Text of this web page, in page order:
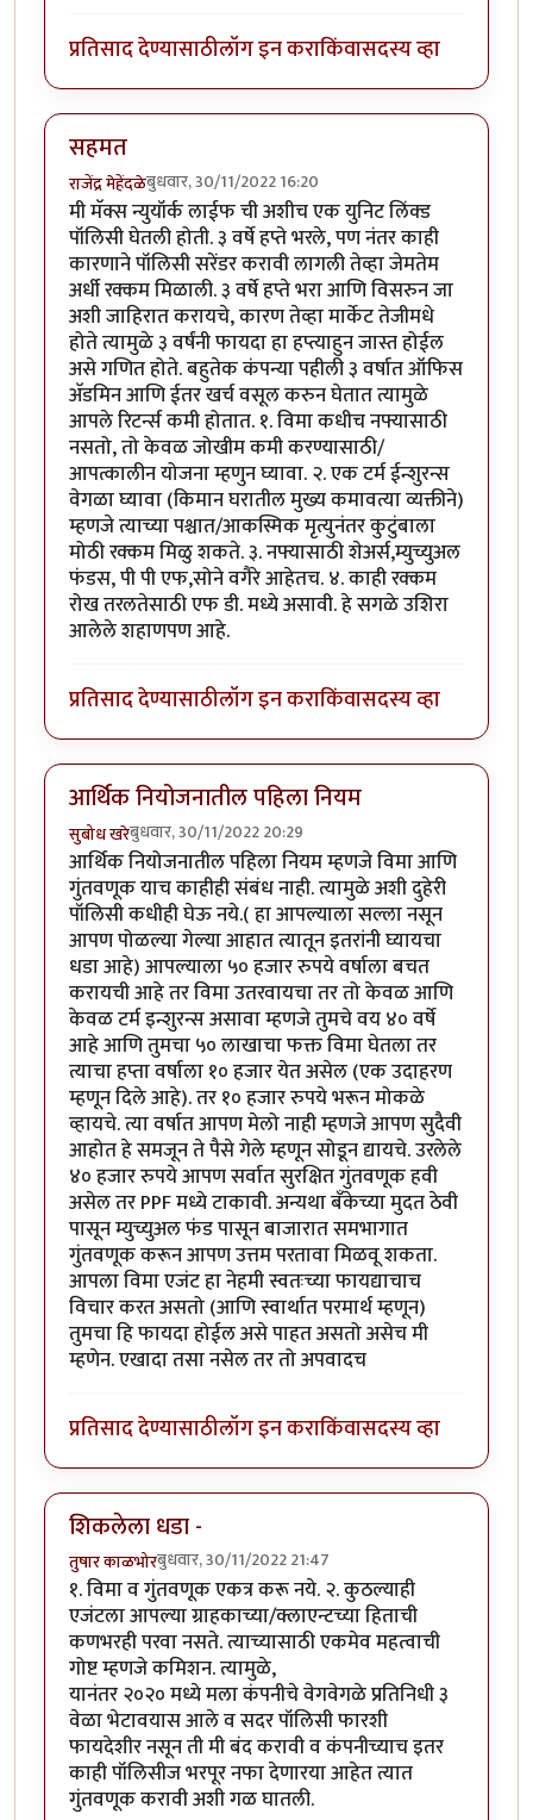
प्रतिसाद देण्यासाठीलॉग इन कराकिंवासदस्य व्हा
सहमत
राजेंद्र मेहेंदळेबुधवार, 30/11/2022 16:20
मी मॅक्स न्युयॉर्क लाईफ ची अशीच एक युनिट लिंक्ड
पॉलिसी घेतली होती. ३ वर्षे हप्ते भरले, पण नंतर काही
कारणाने पॉलिसी सरेंडर करावी लागली तेव्हा जेमतेम
अर्धी रक्कम मिळाली. ३ वर्षे हप्ते भरा आणि विसरुन जा
अशी जाहिरात करायचे, कारण तेव्हा मार्केट तेजीमधे
होते त्यामुळे ३ वर्षंनी फायदा हा हप्त्याहुन जास्त होईल
असे गणित होते. बहुतेक कंपन्या पहीली ३ वर्षात ऑफिस
अ‍ॅडमिन आणि ईतर खर्च वसूल करुन घेतात त्यामुळे
आपले रिटर्न्स कमी होतात. १. विमा कधीच नफ्यासाठी
नसतो, तो केवळ जोखीम कमी करण्यासाठी/
आपत्कालीन योजना म्हणुन घ्यावा. २. एक टर्म ईन्शुरन्स
वेगळा घ्यावा (किमान घरातील मुख्य कमावत्या व्यक्तीने)
म्हणजे त्याच्या पश्चात/आकस्मिक मृत्युनंतर कुटुंबाला
मोठी रक्कम मिळु शकते. ३. नफ्यासाठी शेअर्स,म्युच्युअल
फंडस, पी पी एफ,सोने वगैरे आहेतच. ४. काही रक्कम
रोख तरलतेसाठी एफ डी. मध्ये असावी. हे सगळे उशिरा
आलेले शहाणपण आहे.
प्रतिसाद देण्यासाठीलॉग इन कराकिंवासदस्य व्हा
आर्थिक नियोजनातील पहिला नियम
सुबोध खरेबुधवार, 30/11/2022 20:29
आर्थिक नियोजनातील पहिला नियम म्हणजे विमा आणि
गुंतवणूक याच काहीही संबंध नाही. त्यामुळे अशी दुहेरी
पॉलिसी कधीही घेऊ नये.( हा आपल्याला सल्ला नसून
आपण पोळल्या गेल्या आहात त्यातून इतरांनी घ्यायचा
धडा आहे) आपल्याला ५० हजार रुपये वर्षाला बचत
करायची आहे तर विमा उतरवायचा तर तो केवळ आणि
केवळ टर्म इन्शुरन्स असावा म्हणजे तुमचे वय ४० वर्षे
आहे आणि तुमचा ५० लाखाचा फक्त विमा घेतला तर
त्याचा हप्ता वर्षाला १० हजार येत असेल (एक उदाहरण
म्हणून दिले आहे). तर १० हजार रुपये भरून मोकळे
व्हायचे. त्या वर्षात आपण मेलो नाही म्हणजे आपण सुदैवी
आहोत हे समजून ते पैसे गेले म्हणून सोडून द्यायचे. उरलेले
४० हजार रुपये आपण सर्वात सुरक्षित गुंतवणूक हवी
असेल तर PPF मध्ये टाकावी. अन्यथा बँकेच्या मुदत ठेवी
पासून म्युच्युअल फंड पासून बाजारात समभागात
गुंतवणूक करून आपण उत्तम परतावा मिळवू शकता.
आपला विमा एजंट हा नेहमी स्वतःच्या फायद्याचाच
विचार करत असतो (आणि स्वार्थात परमार्थ म्हणून)
तुमचा हि फायदा होईल असे पाहत असतो असेच मी
म्हणेन. एखादा तसा नसेल तर तो अपवादच
प्रतिसाद देण्यासाठीलॉग इन कराकिंवासदस्य व्हा
शिकलेला धडा -
तुषार काळभोरबुधवार, 30/11/2022 21:47
१. विमा व गुंतवणूक एकत्र करू नये. २. कुठल्याही
एजंटला आपल्या ग्राहकाच्या/क्लाएन्टच्या हिताची
कणभरही परवा नसते. त्याच्यासाठी एकमेव महत्वाची
गोष्ट म्हणजे कमिशन. त्यामुळे,
यानंतर २०२० मध्ये मला कंपनीचे वेगवेगळे प्रतिनिधी ३
वेळा भेटावयास आले व सदर पॉलिसी फारशी
फायदेशीर नसून ती मी बंद करावी व कंपनीच्याच इतर
काही पॉलिसीज भरपूर नफा देणारया आहेत त्यात
गुंतवणूक करावी अशी गळ घातली.